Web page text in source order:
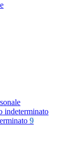
indeterminato
9